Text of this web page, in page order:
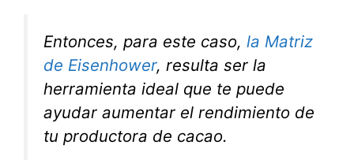
Entonces, para este caso, la Matriz
de Eisenhower, resulta ser la
herramienta ideal que te puede
ayudar aumentar el rendimiento de
tu productora de cacao.